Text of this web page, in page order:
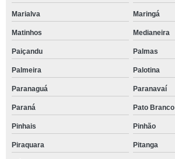
Marialva Maringá
Matinhos Medianeira
Paiçandu Palmas
Palmeira Palotina
Paranaguá Paranavaí
Paraná Pato Branco
Pinhais Pinhão
Piraquara Pitanga